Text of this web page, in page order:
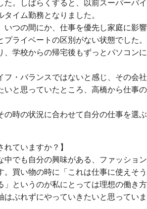
。しばらくすると、以前スーパーバ
イム勤務となりました。
つの間にか、仕事を優先し家庭に影
プライベートの区別がない状態でした
、学校からの帰宅後もずっとパソコン
・バランスではないと感じ、その会社
いと思っていたところ、高橋から仕事
の時の状況に合わせて自分の仕事を選
れていますか？】
でも自分の興味がある、ファッショ
買い物の時に「これは仕事に使えそ
」というのが私にとっては理想の働き
ぶれずにやっていきたいと思っていま